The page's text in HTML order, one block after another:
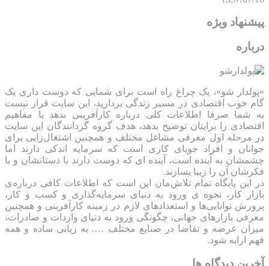
پیشنهاد ویژه
درباره
«پولدار شو»، یک چراغ راه است برای شمایی که دوست داری یک
گام خوب اقتصادی در مسیر زندگی بردارید، این سایت قرار نیست
به شما صرفا اطلاعات کلی درباره کارآفرینی بدهد یا مفاهیم
اقتصادی را برایتان توضیح بدهد، هدف گروه گردانندگان این سایت
در مرحله اول معرفی مشاغل مختلف و همچنین اشتغال‌زایی برای
جوانان و افراد جویای کاری است که سرمایه اندکی دارند اما
چشمشان به آینده است، آینده ای که دوست دارند با دستانشان و با
فکرشان آن را زیبا بسازند.
در این پایگاه تمام تلاش‌مان این است که ‌اطلاعات کافی درباره‌ی
بازار کار، نحوه ی ورود به دنیای سرمایه‌گذاری و کسب و کار،
پرورش توانایی‌ها و استعدادهای لازم در زمینه کارآفرینی و همچنین
معرفی بازارهای جهانی، چگونگی ورود به دنیای واردات و صادرات،
میزان عرضه و تقاضا در صنایع مختلف …. به زبانی ساده و همه
فهم ارایه شود.
آخرین دیدگاه ها